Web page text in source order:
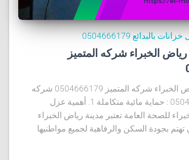
0504666179
الخبراء شركه المتميز
عزل خزانات رياض الخبراء شركه المتميز 0504666179 شركه
المتميز 0504666179 : حماية مائية متكاملة 1. أهمية عزل
للصحة العامة تعتبر مدينة رياض الخبراء
بجودة السكن والرفاهية لجميع مواطنيها